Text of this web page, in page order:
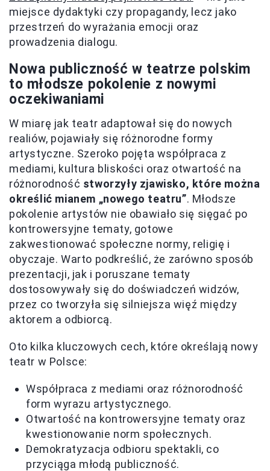
miejsce dydaktyki czy propagandy, lecz jako
przestrzeń do wyrażania emocji oraz
prowadzenia dialogu.
Nowa publiczność w teatrze polskim
to młodsze pokolenie z nowymi
oczekiwaniami
W miarę jak teatr adaptował się do nowych
realiów, pojawiały się różnorodne formy
artystyczne. Szeroko pojęta współpraca z
mediami, kultura bliskości oraz otwartość na
różnorodność stworzyły zjawisko, które można
określić mianem „nowego teatru”. Młodsze
pokolenie artystów nie obawiało się sięgać po
kontrowersyjne tematy, gotowe
zakwestionować społeczne normy, religię i
obyczaje. Warto podkreślić, że zarówno sposób
prezentacji, jak i poruszane tematy
dostosowywały się do doświadczeń widzów,
przez co tworzyła się silniejsza więź między
aktorem a odbiorcą.
Oto kilka kluczowych cech, które określają nowy
teatr w Polsce:
Współpraca z mediami oraz różnorodność
form wyrazu artystycznego.
Otwartość na kontrowersyjne tematy oraz
kwestionowanie norm społecznych.
Demokratyzacja odbioru spektakli, co
przyciąga młodą publiczność.